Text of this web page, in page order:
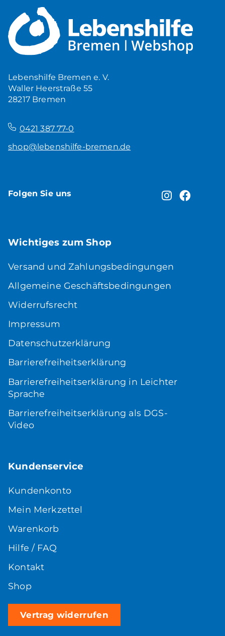
Lebenshilfe Bremen e. V.
Waller Heerstraße 55
28217 Bremen
0421 387 77-0
shop@lebenshilfe-bremen.de
Folgen Sie uns
Wichtiges zum Shop
Versand und Zahlungsbedingungen
Allgemeine Geschäftsbedingungen
Widerrufsrecht
Impressum
Datenschutzerklärung
Barrierefreiheitserklärung
Barrierefreiheitserklärung in Leichter
Sprache
Barrierefreiheitserklärung als DGS-
Video
Kundenservice
Kundenkonto
Mein Merkzettel
Warenkorb
Hilfe / FAQ
Kontakt
Shop
Vertrag widerrufen